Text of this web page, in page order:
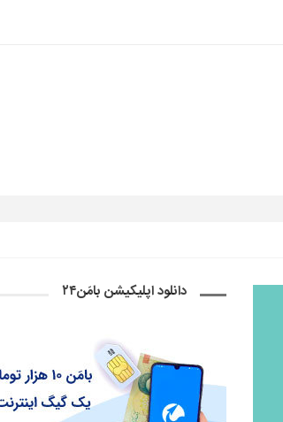
دانلود اپلیکیشن بامَن۲۴